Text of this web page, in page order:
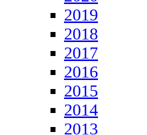
2019
2018
2017
2016
2015
2014
2013